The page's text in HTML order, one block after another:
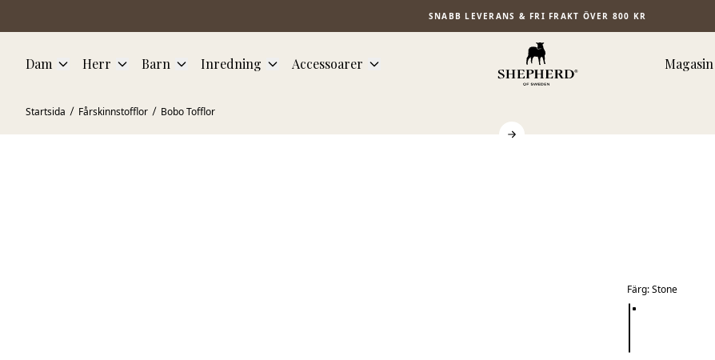
SNABB LEVERANS & FRI FRAKT ÖVER 800 KR
Dam Herr Barn Inredning Accessoarer Magasin
Startsida Fårskinnstofflor Bobo Tofflor
Färg:Stone